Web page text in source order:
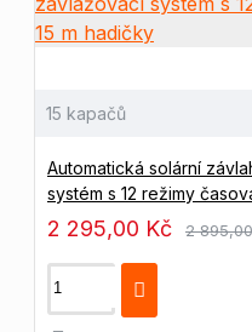
15 kapačů
Automatická solární
systém s 12 režimy
2 295,00 Kč 2